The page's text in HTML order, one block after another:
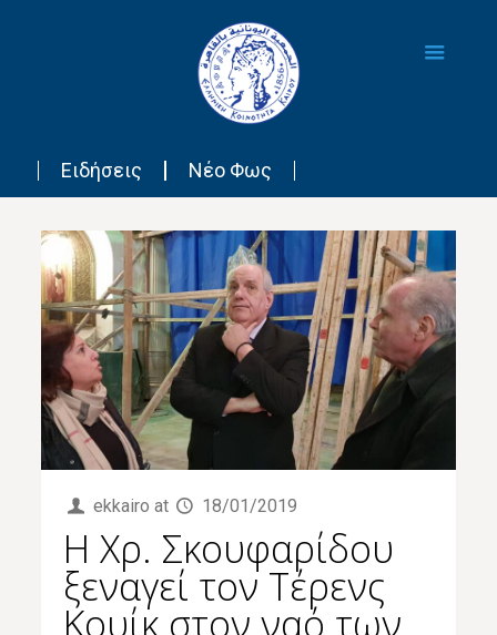
Ειδήσεις Νέο Φως
ekkairo at 18/01/2019
Η Χρ. Σκουφαρίδου
ξεναγεί τον Τέρενς
Κουίκ στον ναό των